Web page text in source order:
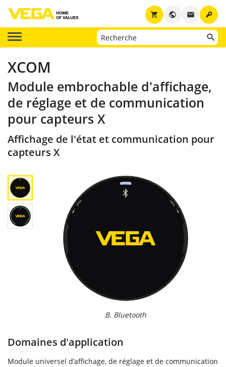
key
email
public
shopping_cart
XCOM
Module embrochable d'affichage,
de réglage et de communication
pour capteurs X
Affichage de l'état et communication pour
capteurs X
B. Bluetooth
Domaines d'application
Module universel d’affichage, de réglage et de communication